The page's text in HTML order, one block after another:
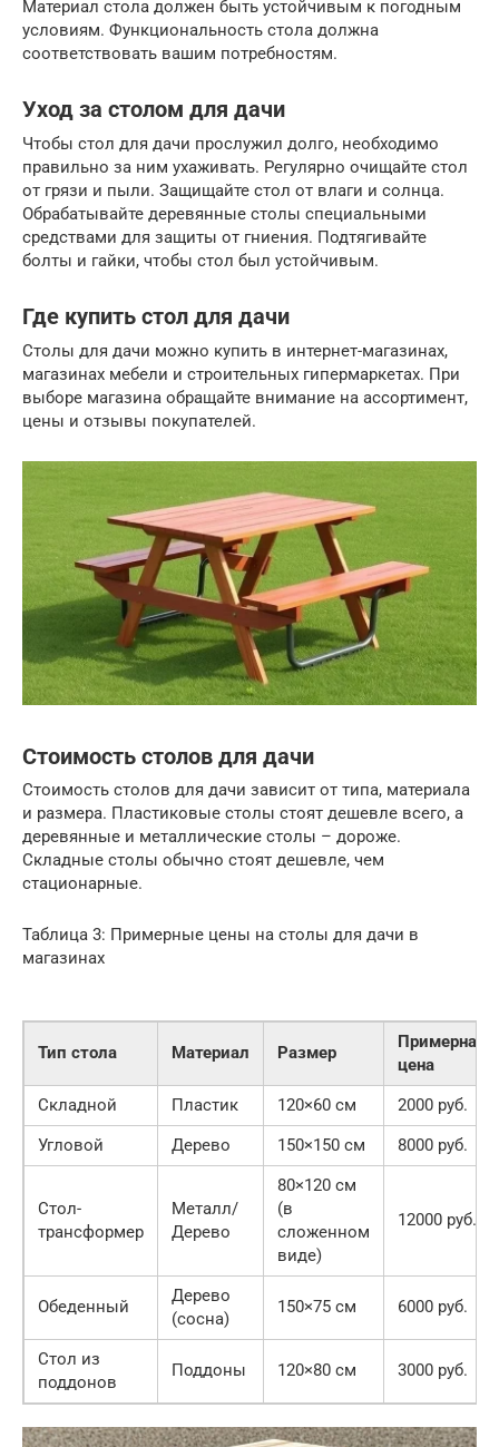
Материал стола должен быть устойчивым к погодным
условиям. Функциональность стола должна
соответствовать вашим потребностям.
Уход за столом для дачи
Чтобы стол для дачи прослужил долго, необходимо
правильно за ним ухаживать. Регулярно очищайте стол
от грязи и пыли. Защищайте стол от влаги и солнца.
Обрабатывайте деревянные столы специальными
средствами для защиты от гниения. Подтягивайте
болты и гайки, чтобы стол был устойчивым.
Где купить стол для дачи
Столы для дачи можно купить в интернет-магазинах,
магазинах мебели и строительных гипермаркетах. При
выборе магазина обращайте внимание на ассортимент,
цены и отзывы покупателей.
Стоимость столов для дачи
Стоимость столов для дачи зависит от типа, материала
и размера. Пластиковые столы стоят дешевле всего, а
деревянные и металлические столы – дороже.
Складные столы обычно стоят дешевле, чем
стационарные.
Таблица 3: Примерные цены на столы для дачи в
магазинах
Тип стола Материал Размер
Примерная
цена
Складной
Пластик 120×60 см
2000 руб.
Угловой
Дерево 150×150 см 8000 руб.
Стол-
трансформер
Металл/
Дерево
80×120 см
(в
сложенном
виде)
12000 руб.
Обеденный
Дерево
(сосна)
150×75 см 6000 руб.
Стол из
поддонов
Поддоны 120×80 см 3000 руб.